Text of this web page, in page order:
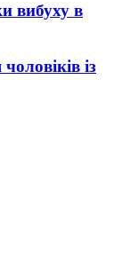
вибуху в
із